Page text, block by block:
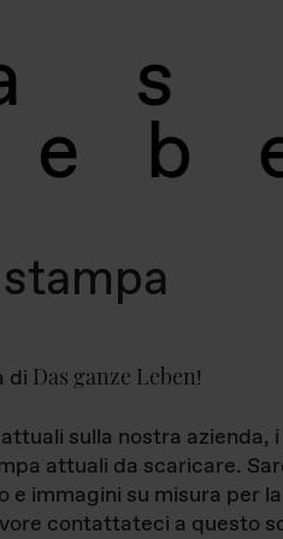
s
e b
di Das ganze Leben!
sulla nostra azienda,
attuali da scaricare.
immagini su misura per
contattateci a questo